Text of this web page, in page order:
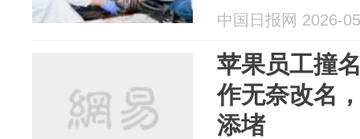
（CWDF
GIRLS）学
科...
中国日报网 2026-
苹果员工撞
作无奈改名
添堵